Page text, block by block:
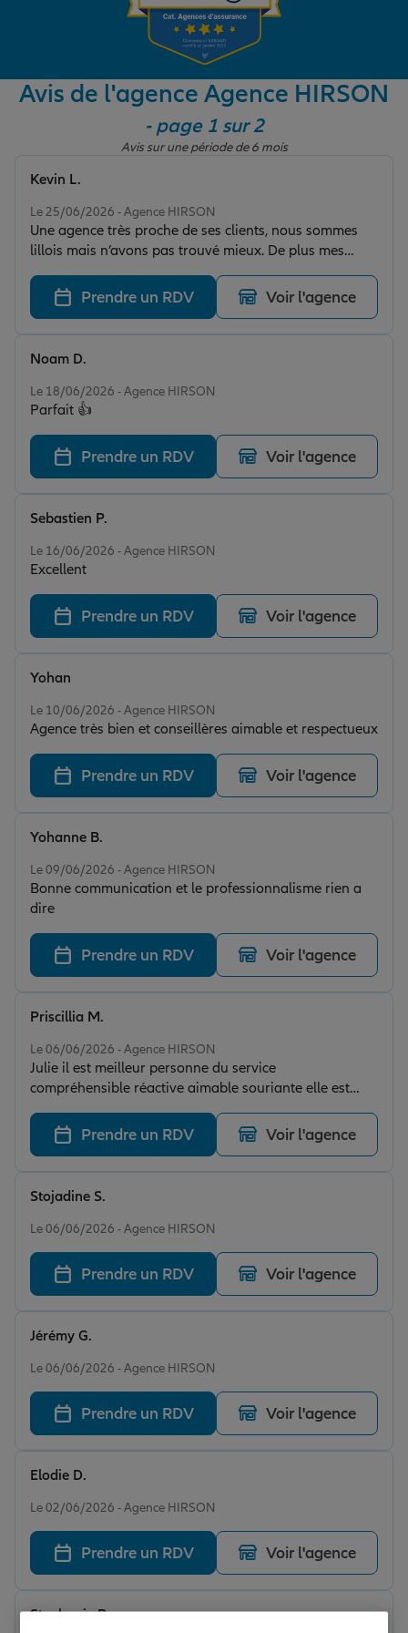
Garantie des accidents de la vie
Assurance scolaire
Retraite
Tous nos devis d'assurance
Avis de l'agence Agence HIRSON
- page 1 sur 2
Avis sur une période de 6 mois
Le 25/06/2026 - Agence HIRSON
Une agence très proche de ses clients, nous sommes
lillois mais n’avons pas trouvé mieux. De plus mes
grands-parents, parents, frère et sœurs sont tous
clients depuis des décennies.
Kevin L.
Prendre un RDV Voir l'agence
Le 18/06/2026 - Agence HIRSON
Parfait 👍
Noam D.
Prendre un RDV Voir l'agence
Le 16/06/2026 - Agence HIRSON
Excellent
Sebastien P.
Prendre un RDV Voir l'agence
Le 10/06/2026 - Agence HIRSON
Agence très bien et conseillères aimable et respectueux
Yohan
Prendre un RDV Voir l'agence
Le 09/06/2026 - Agence HIRSON
Bonne communication et le professionnalisme rien a
dire
Yohanne B.
Prendre un RDV Voir l'agence
Le 06/06/2026 - Agence HIRSON
Julie il est meilleur personne du service
compréhensible réactive aimable souriante elle est
super elle et sa compagnie madame benabida
Priscillia M.
Prendre un RDV Voir l'agence
Le 06/06/2026 - Agence HIRSON
Stojadine S.
Prendre un RDV Voir l'agence
Le 06/06/2026 - Agence HIRSON
Jérémy G.
Prendre un RDV Voir l'agence
Le 02/06/2026 - Agence HIRSON
Elodie D.
Prendre un RDV Voir l'agence
Stephanie P.